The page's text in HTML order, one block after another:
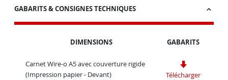
GABARITS & CONSIGNES TECHNIQUES
DIMENSIONS GABARITS
Carnet Wire-o A5 avec couverture rigide
(Impression papier - Devant)
Télécharger